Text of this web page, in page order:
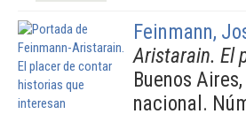
Feinmann,
Aristarain. El
Buenos
nacional.